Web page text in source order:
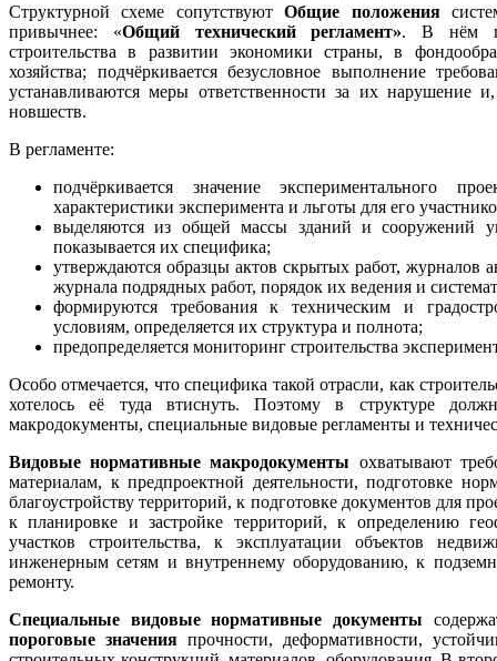
Структурной схеме сопутствуютОбщие положения
привычнее: «Общий технический регламент». В нём
строительства в развитии экономики страны, в
хозяйства; подчёркивается безусловное выполнение
устанавливаются меры ответственности за их
новшеств.
В регламенте:
подчёркивается значение экспериментального
характеристики эксперимента и льготы для его
выделяются из общей массы зданий и сооружений
показывается их специфика;
утверждаются образцы актов скрытых работ, журналов
журнала подрядных работ, порядок их ведения и
формируются требования к техническим и
условиям, определяется их структура и полнота;
предопределяется мониторинг строительства
Особо отмечается, что специфика такой отрасли, как
хотелось её туда втиснуть. Поэтому в структуре
макродокументы, специальные видовые регламенты и
Видовые нормативные макродокументы охватывают
материалам, к предпроектной деятельности, подготовке
благоустройству территорий, к подготовке документов для
к планировке и застройке территорий, к определению
участков строительства, к эксплуатации объектов
инженерным сетям и внутреннему оборудованию, к
ремонту.
Специальные видовые нормативные документы
пороговые значения прочности, деформативности,